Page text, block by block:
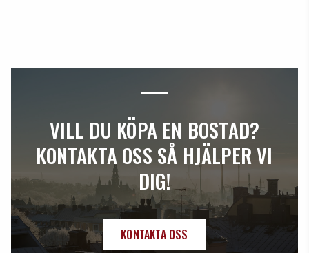
VILL DU KÖPA EN BOSTAD?
KONTAKTA OSS SÅ HJÄLPER VI
DIG!
KONTAKTA OSS